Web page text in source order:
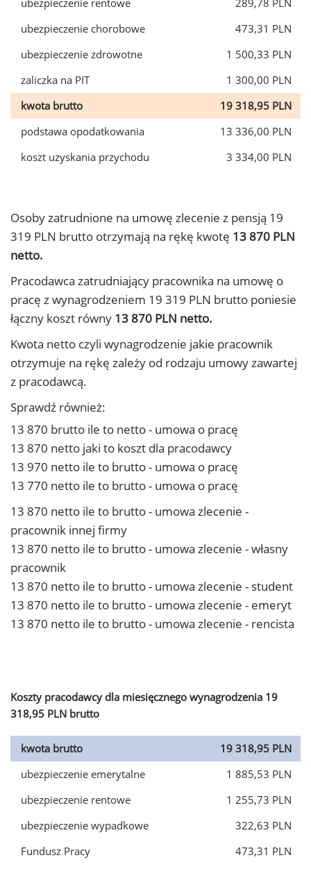
ubezpieczenie rentowe
289,78 PLN
ubezpieczenie chorobowe
473,31 PLN
ubezpieczenie zdrowotne
1 500,33 PLN
zaliczka na PIT
1 300,00 PLN
kwota brutto
19 318,95 PLN
podstawa opodatkowania
13 336,00 PLN
koszt uzyskania przychodu
3 334,00 PLN
Osoby zatrudnione na umowę zlecenie z pensją 19
319 PLN brutto otrzymają na rękę kwotę 13 870 PLN
netto.
Pracodawca zatrudniający pracownika na umowę o
pracę z wynagrodzeniem 19 319 PLN brutto poniesie
łączny koszt równy 13 870 PLN netto.
Kwota netto czyli wynagrodzenie jakie pracownik
otrzymuje na rękę zależy od rodzaju umowy zawartej
z pracodawcą.
Sprawdź również:
13 870 brutto ile to netto - umowa o pracę
13 870 netto jaki to koszt dla pracodawcy
13 970 netto ile to brutto - umowa o pracę
13 770 netto ile to brutto - umowa o pracę
13 870 netto ile to brutto - umowa zlecenie -
pracownik innej firmy
13 870 netto ile to brutto - umowa zlecenie - własny
pracownik
13 870 netto ile to brutto - umowa zlecenie - student
13 870 netto ile to brutto - umowa zlecenie - emeryt
13 870 netto ile to brutto - umowa zlecenie - rencista
Koszty pracodawcy dla miesięcznego wynagrodzenia 19
318,95 PLN brutto
kwota brutto
19 318,95 PLN
ubezpieczenie emerytalne
1 885,53 PLN
ubezpieczenie rentowe
1 255,73 PLN
ubezpieczenie wypadkowe
322,63 PLN
Fundusz Pracy
473,31 PLN